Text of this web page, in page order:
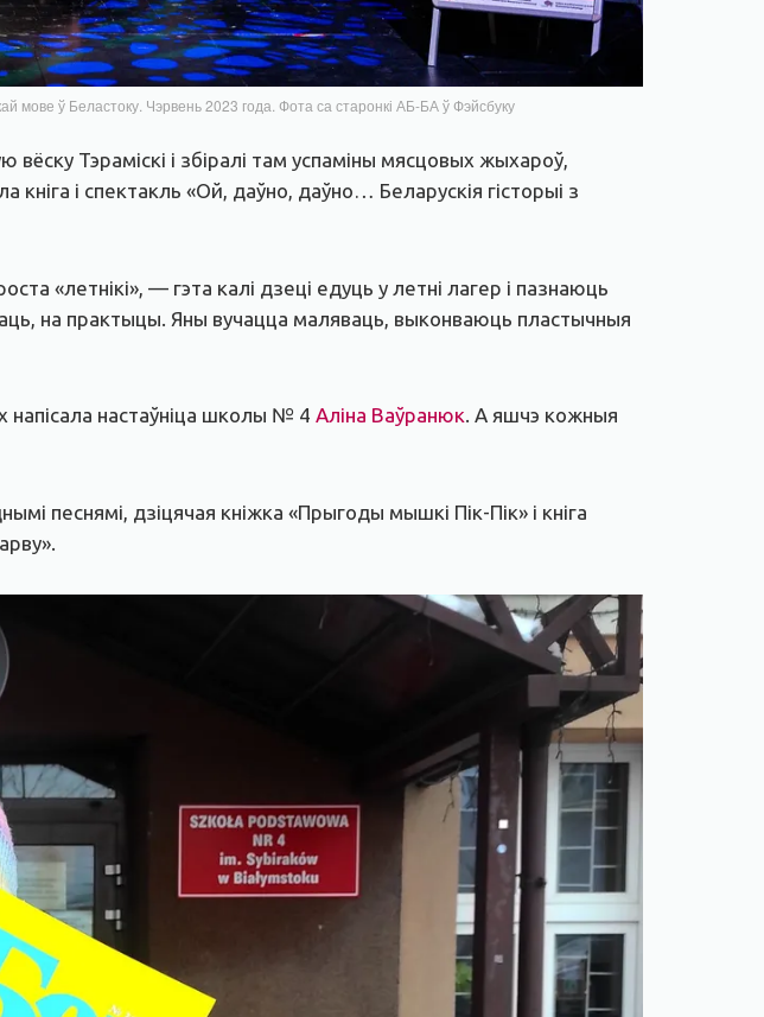
мове ў Беластоку. Чэрвень 2023 года. Фота са старонкі АБ-БА ў Фэйсбуку
вёску Тэраміскі і збіралі там успаміны мясцовых жыхароў,
і спектакль «Ой, даўно, даўно… Беларускія гісторыі з
«летнікі», — гэта калі дзеці едуць у летні лагер і пазнаюць
на практыцы. Яны вучацца маляваць, выконваюць пластычныя
напісала настаўніца школы № 4 Аліна Ваўранюк. А яшчэ кожныя
песнямі, дзіцячая кніжка «Прыгоды мышкі Пік-Пік» і кніга